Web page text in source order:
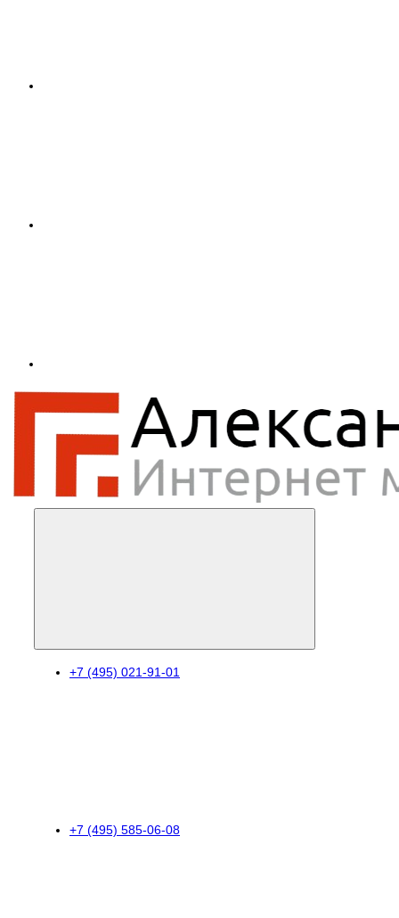
+7 (495) 021-91-01
+7 (495) 585-06-08